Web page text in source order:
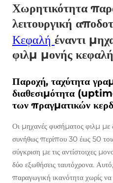
Χωρητικότητα
λειτουργική
Κεφαλή έναντι
φιλμ μονής
Παροχή, ταχύτητα
διαθεσιμότητα
των πραγματικών
Οι μηχανές φυσήματος φιλμ
συνήθως περίπου 30 έως 50
σύγκριση με τις αντίστοιχες
δύο εξωθήσεις ταυτόχρονα.
παραγωγική ικανότητα χωρίς να